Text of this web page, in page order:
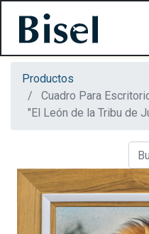
Productos
Cuadro Para
"El León de la Tribu de